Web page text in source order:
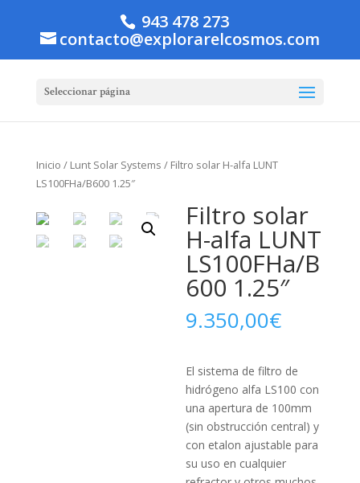
943 478 273
contacto@explorarelcosmos.com
Seleccionar página
Inicio / Lunt Solar Systems / Filtro solar H-alfa LUNT
LS100FHa/B600 1.25″
Filtro solar
H-alfa LUNT
LS100FHa/B
600 1.25″
9.350,00€
El sistema de filtro de
hidrógeno alfa LS100 con
una apertura de 100mm
(sin obstrucción central) y
con etalon ajustable para
su uso en cualquier